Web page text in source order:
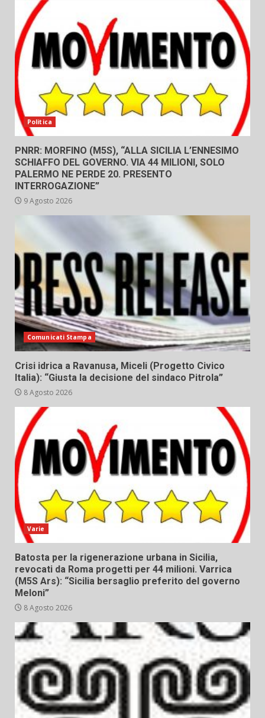
Politica
PNRR: MORFINO (M5S), “ALLA SICILIA L’ENNESIMO
SCHIAFFO DEL GOVERNO. VIA 44 MILIONI, SOLO
PALERMO NE PERDE 20. PRESENTO
INTERROGAZIONE”
9 Agosto 2026
Comunicati Stampa
Crisi idrica a Ravanusa, Miceli (Progetto Civico
Italia): “Giusta la decisione del sindaco Pitrola”
8 Agosto 2026
Varie
Batosta per la rigenerazione urbana in Sicilia,
revocati da Roma progetti per 44 milioni. Varrica
(M5S Ars): “Sicilia bersaglio preferito del governo
Meloni”
8 Agosto 2026